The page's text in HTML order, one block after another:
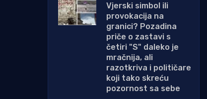
Vjerski simbol ili
provokacija na
granici? Pozadina
priče o zastavi s
četiri "S" daleko je
mračnija, ali
razotkriva i političare
koji tako skreću
pozornost sa sebe